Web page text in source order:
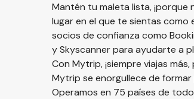
Mantén tu maleta lista,
lugar en el que te sientas como
socios de confianza como
y Skyscanner para ayudarte a
Con Mytrip, ¡siempre viajas
Mytrip se enorgullece de
Operamos en 75 países de